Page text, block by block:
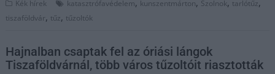
Kék hírek katasztrófavédelem, kunszentmárton, Szolnok, tarlótűz,
tiszaföldvár, tűz, tűzoltók
Hajnalban csaptak fel az óriási lángok
Tiszaföldvárnál, több város tűzoltóit riasztották